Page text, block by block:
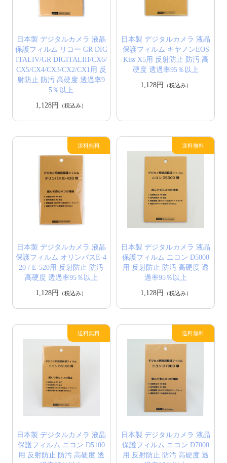
日本製 デジタルカメラ 液晶
保護フィルム リコー GR DIG
ITALIV/GR DIGITALIII/CX6/
CX5/CX4/CX3/CX2/CX1用 反
射防止 防汚 高硬度 透過率9
5％以上
1,128円
（税込み）
日本製 デジタルカメラ 液晶
保護フィルム キヤノンEOS
Kiss X5用 反射防止 防汚 高
硬度 透過率95％以上
1,128円
（税込み）
日本製 デジタルカメラ 液晶
保護フィルム オリンパスE-4
20 / E-520用 反射防止 防汚
高硬度 透過率95％以上
1,128円
（税込み）
日本製 デジタルカメラ 液晶
保護フィルム ニコン D5000
用 反射防止 防汚 高硬度 透
過率95％以上
1,128円
（税込み）
日本製 デジタルカメラ 液晶
保護フィルム ニコン D5100
用 反射防止 防汚 高硬度 透
日本製 デジタルカメラ 液晶
保護フィルム ニコン D7000
用 反射防止 防汚 高硬度 透